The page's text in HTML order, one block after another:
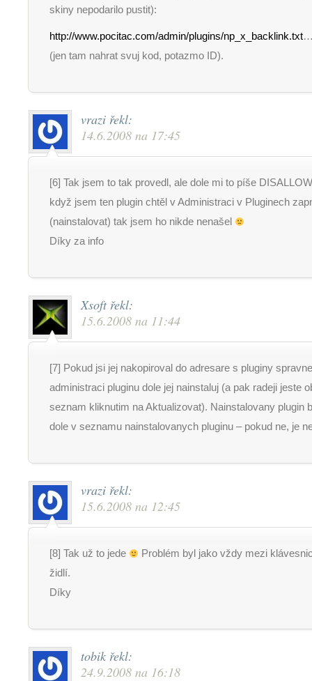
skiny nepodarilo pustit):
http://www.pocitac.com/admin/plugins/np_x_backlink.txt
(jen tam nahrat svuj kod, potazmo ID).
vrazi řekl:
14.6.2008 na 17:45
[6] Tak jsem to tak provedl, ale dole mi to píše
když jsem ten plugin chtěl v Administraci v Pluginech
(nainstalovat) tak jsem ho nikde nenašel
Díky za info
Xsoft řekl:
15.6.2008 na 11:44
[7] Pokud jsi jej nakopiroval do adresare s pluginy
administraci pluginu dole jej nainstaluj (a pak radeji jeste
seznam kliknutim na Aktualizovat). Nainstalovany plugin
dole v seznamu nainstalovanych pluginu – pokud ne, je
vrazi řekl:
15.6.2008 na 12:45
[8] Tak už to jede
Problém byl jako vždy mezi
židlí.
Díky
tobik řekl:
24.9.2008 na 16:18